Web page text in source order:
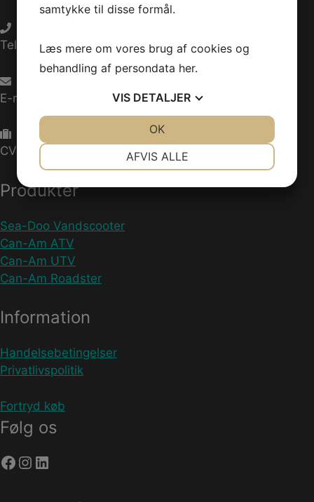
Telefon:+45 70 200 600
E-mail: info@jettrade.dk
CVR-nummer: 27233678
Produkter
Sea-Doo Vandscooter
Can-Am ATV
Can-Am UTV
Can-Am Roadster
Information
Handelsebetingelser
Privatlivspolitik
Fortryd køb
Følg os
Facebook
Instagram
LinkedIn
samtykke til disse formål.
Læs mere om vores brug af cookies og
behandling af persondata her.
VIS DETALJER
AFVIS ALLE
OK